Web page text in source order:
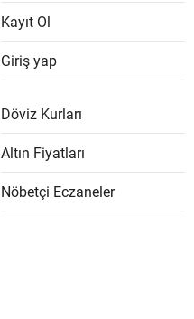
Kayıt Ol
Giriş yap
Döviz Kurları
Altın Fiyatları
Nöbetçi Eczaneler